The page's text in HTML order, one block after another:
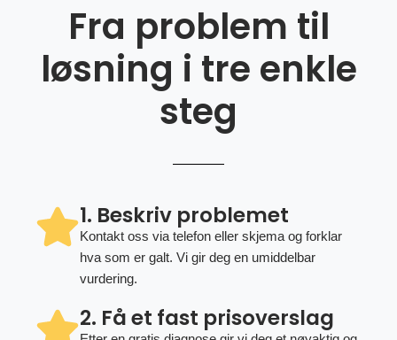
Fra problem til
løsning i tre enkle
steg
1. Beskriv problemet
Kontakt oss via telefon eller skjema og forklar
hva som er galt. Vi gir deg en umiddelbar
vurdering.
2. Få et fast prisoverslag